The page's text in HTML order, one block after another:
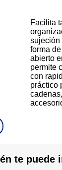
Facilita
sujeción
forma
abierto
permite
con
práctico
áreas de
te puede